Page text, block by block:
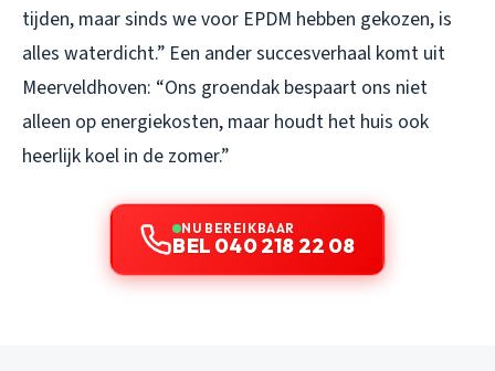
tijden, maar sinds we voor EPDM hebben gekozen, is
alles waterdicht.” Een ander succesverhaal komt uit
Meerveldhoven: “Ons groendak bespaart ons niet
alleen op energiekosten, maar houdt het huis ook
heerlijk koel in de zomer.”
NU BEREIKBAAR
BEL 040 218 22 08